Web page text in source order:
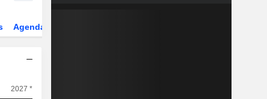
Agenda
2027 *